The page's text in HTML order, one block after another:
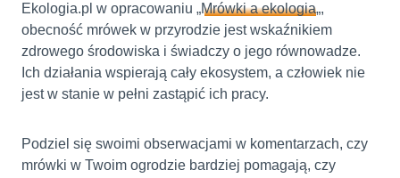
Ekologia.pl w opracowaniu „Mrówki a ekologia„,
obecność mrówek w przyrodzie jest wskaźnikiem
zdrowego środowiska i świadczy o jego równowadze.
Ich działania wspierają cały ekosystem, a człowiek nie
jest w stanie w pełni zastąpić ich pracy.
Podziel się swoimi obserwacjami w komentarzach, czy
mrówki w Twoim ogrodzie bardziej pomagają, czy